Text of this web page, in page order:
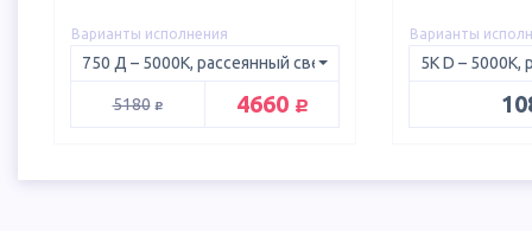
Варианты исполнения
5180 руб. 4660 руб.
Варианты